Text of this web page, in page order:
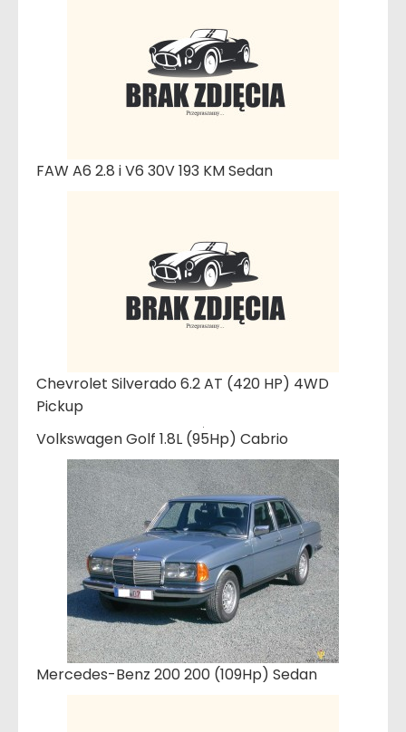
FAW A6 2.8 i V6 30V 193 KM Sedan
Chevrolet Silverado 6.2 AT (420 HP) 4WD
Pickup
Volkswagen Golf 1.8L (95Hp) Cabrio
Mercedes-Benz 200 200 (109Hp) Sedan